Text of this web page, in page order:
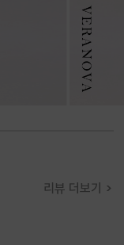
리뷰 더보기 >